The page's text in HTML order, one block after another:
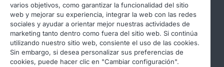
© 2026 DAF
Aviso legal
Declaración de privacidad
varios objetivos, como garantizar la funcionalidad del sitio
web y mejorar su experiencia, integrar la web con las redes
sociales y ayudar a orientar mejor nuestras actividades de
marketing tanto dentro como fuera del sitio web. Si continúa
utilizando nuestro sitio web, consiente el uso de las cookies.
Sin embargo, si desea personalizar sus preferencias de
cookies, puede hacer clic en "Cambiar configuración".